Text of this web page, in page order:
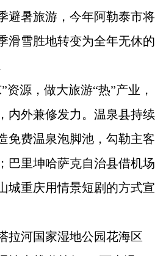
避暑旅游，今年阿勒泰市将
滑雪胜地转变为全年无休的
资源，做大旅游“热”产业，
内外兼修发力。温泉县持续
免费温泉泡脚池，勾勒主客
巴里坤哈萨克自治县借机场
城重庆用情景短剧的方式宣
拉河国家湿地公园花海区